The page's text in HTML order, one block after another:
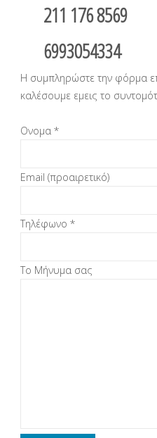
211 176 8569
6993054334
Η συμπληρώστε την φόρμα
καλέσουμε εμεις το
Ονομα *
Email (προαιρετικό)
Τηλέφωνο *
Το Μήνυμα σας